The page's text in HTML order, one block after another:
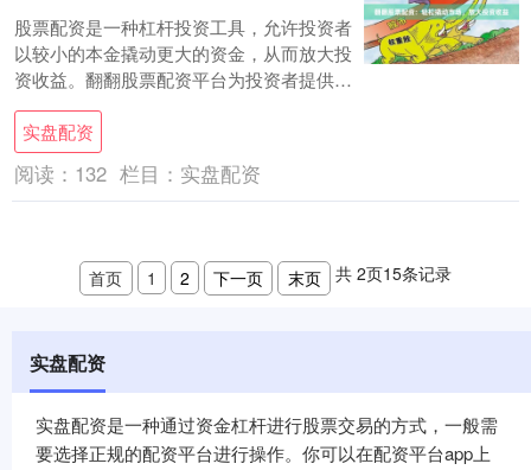
股票配资是一种杠杆投资工具，允许投资者
以较小的本金撬动更大的资金，从而放大投
资收益。翻翻股票配资平台为投资者提供便
捷、高效的配资服务，让您轻松踏入杠杆投
资领域。....
实盘配资
阅读： 132 栏目： 实盘配资
首页 1 2 下一页 末页 共 2页15条记录
实盘配资
实盘配资是一种通过资金杠杆进行股票交易的方式，一般需
要选择正规的配资平台进行操作。你可以在配资平台app上